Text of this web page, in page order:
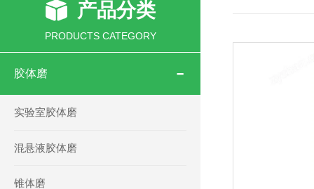
产品分类
PRODUCTS CATEGORY
胶体磨
实验室胶体磨
混悬液胶体磨
锥体磨